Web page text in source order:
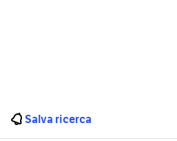
Salva ricerca